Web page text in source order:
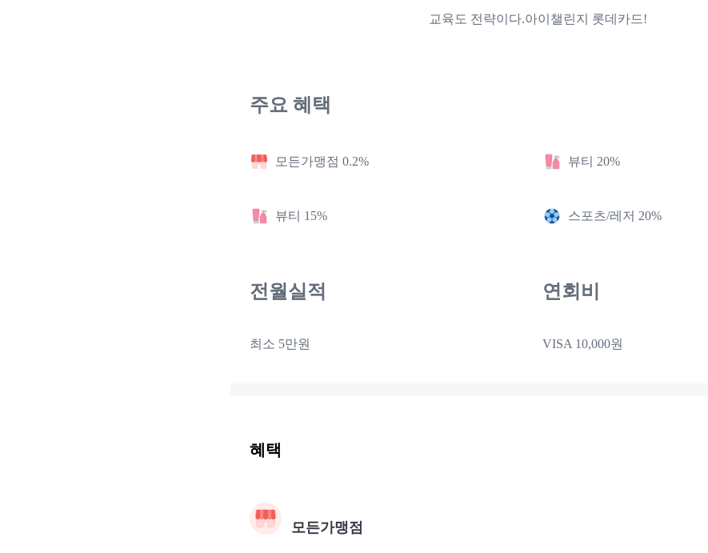
교육도 전략이다.아이챌린지 롯데카드!
주요 혜택
모든가맹점 0.2% 뷰티 20%
뷰티 15% 스포츠/레저 20%
전월실적
최소 5만원
연회비
VISA 10,000원
혜택
모든가맹점